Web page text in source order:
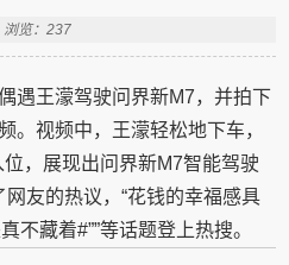
浏览：237
遇王濛驾驶问界新M7，并拍下
。视频中，王濛轻松地下车，
，展现出问界新M7智能驾驶
友的热议，“花钱的幸福感具
不藏着#””等话题登上热搜。